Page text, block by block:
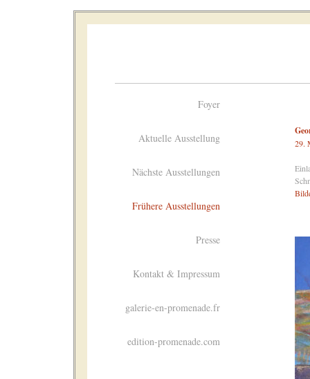
Foyer
Aktuelle Ausstellung
Nächste Ausstellungen
Frühere Ausstellungen
Presse
Kontakt & Impressum
galerie-en-promenade.fr
edition-promenade.com
29.